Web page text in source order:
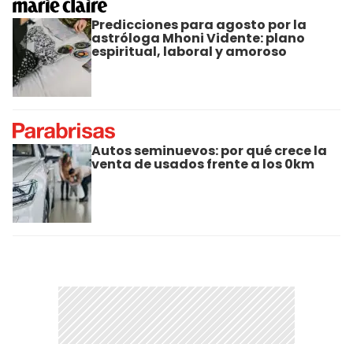
Predicciones para agosto por la
astróloga Mhoni Vidente: plano
espiritual, laboral y amoroso
Autos seminuevos: por qué crece la
venta de usados frente a los 0km